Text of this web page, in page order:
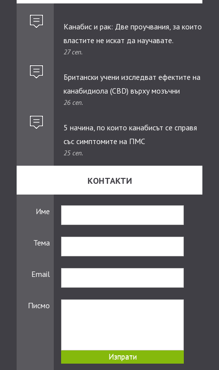
Канабис и рак: Две проучвания, за които
властите не искат да научавате.
27 сеп.
Британски учени изследват ефектите на
канабидиолa (CBD) върху мозъчни
тумори при деца
26 сеп.
5 начина, по които канабисът се справя
със симптомите на ПМС
25 сеп.
КОНТАКТИ
Име
Тема
Email
Писмо